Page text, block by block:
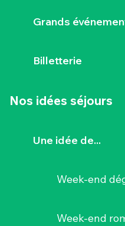
Grands
Billetterie
Nos idées séjours
Une idée de...
Week-end
Week-end
jeux
PRESTATIONS